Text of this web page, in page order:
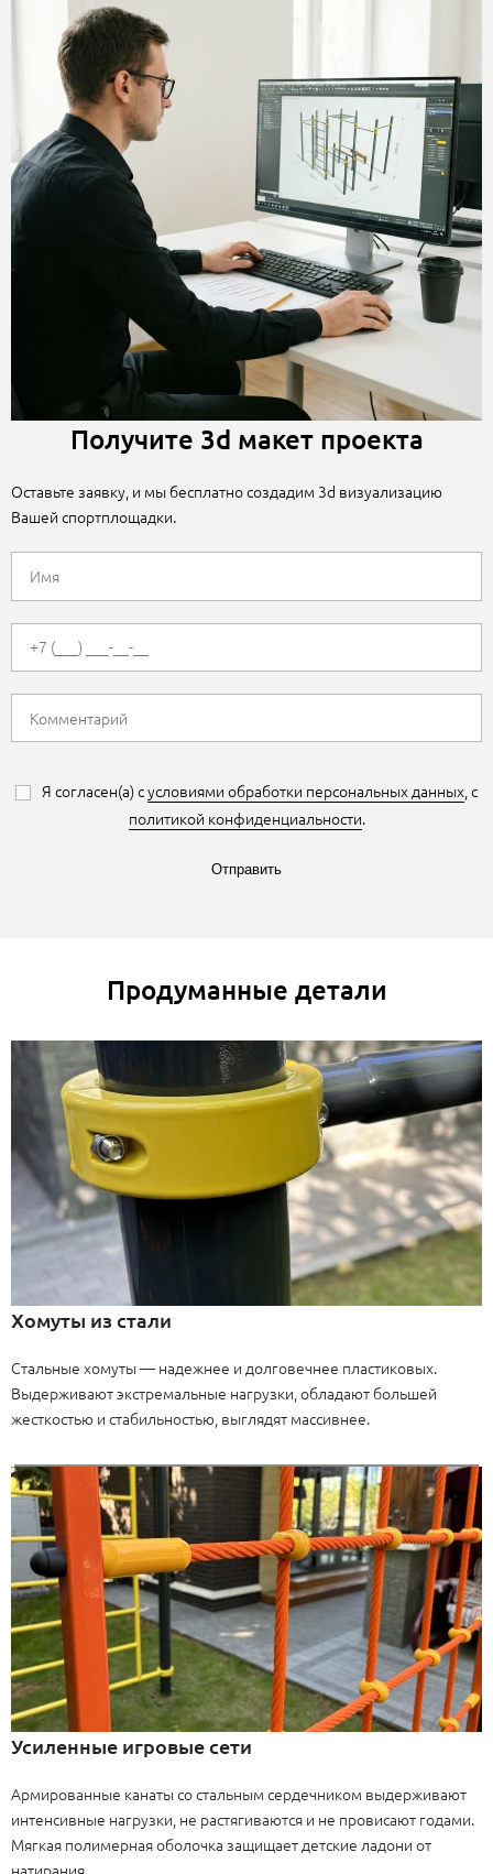
Получите 3d макет проекта
Оставьте заявку, и мы бесплатно создадим 3d визуализацию
Вашей спортплощадки.
Я согласен(а) сусловиями обработки персональных данных, с
политикой конфиденциальности.
Отправить
Продуманные детали
Хомуты из стали
Стальные хомуты — надежнее и долговечнее пластиковых.
Выдерживают экстремальные нагрузки, обладают большей
жесткостью и стабильностью, выглядят массивнее.
Усиленные игровые сети
Армированные канаты со стальным сердечником выдерживают
интенсивные нагрузки, не растягиваются и не провисают годами.
Мягкая полимерная оболочка защищает детские ладони от